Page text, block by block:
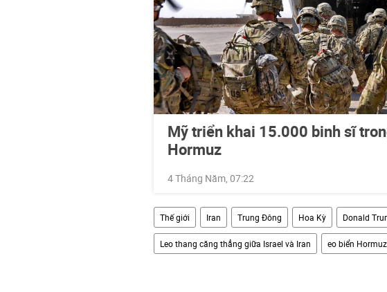
Mỹ triển khai 15.000 binh sĩ
Hormuz
4 Tháng Năm, 07:22
Thế giới Iran Trung Đông Hoa Kỳ Donald
Leo thang căng thẳng giữa Israel và Iran eo biển Hormuz